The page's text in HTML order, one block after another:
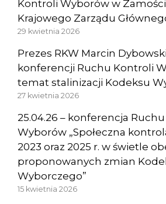
Kontroli Wyborów w
Krajowego Zarządu
29 kwietnia 2026
Prezes RKW Marcin
konferencji Ruchu Kontroli
temat stalinizacji Kodeksu
27 kwietnia 2026
25.04.26 – konferencja
Wyborów „Społeczna
2023 oraz 2025 r. w świetle
proponowanych zmian
Wyborczego”
15 kwietnia 2026